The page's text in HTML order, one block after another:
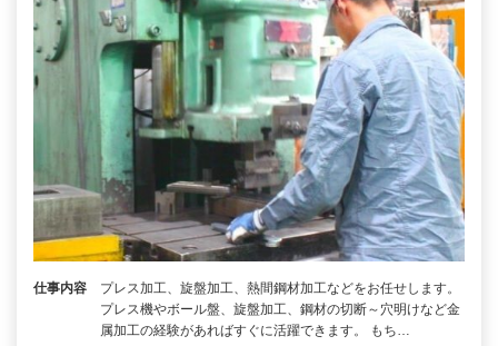
仕事内容
プレス加工、旋盤加工、熱間鋼材加工などをお任せします。
プレス機やボール盤、旋盤加工、鋼材の切断～穴明けなど金
属加工の経験があればすぐに活躍できます。 もち…